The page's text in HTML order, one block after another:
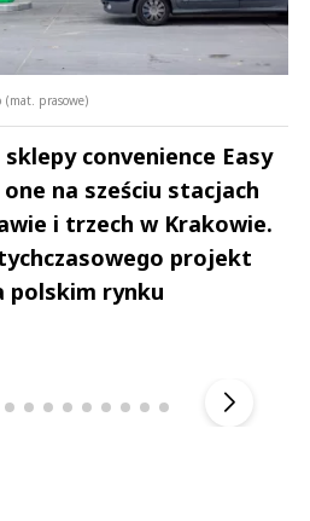
prasowe)
convenience Easy
na sześciu stacjach
i trzech w Krakowie.
projekt
polskim rynku